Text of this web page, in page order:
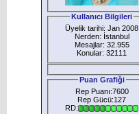
Kullanıcı Bilgileri
Üyelik tarihi: Jan 2008
Nerden: İstanbul
Mesajlar: 32.955
Konular: 32111
Puan Grafiği
Rep Puanı:7600
Rep Gücü:127
RD: